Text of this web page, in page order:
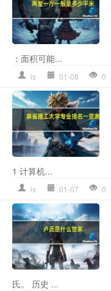
：面积可能...
ls 01-08 0
1 计算机...
ls 01-07 0
氏。 历史 ...